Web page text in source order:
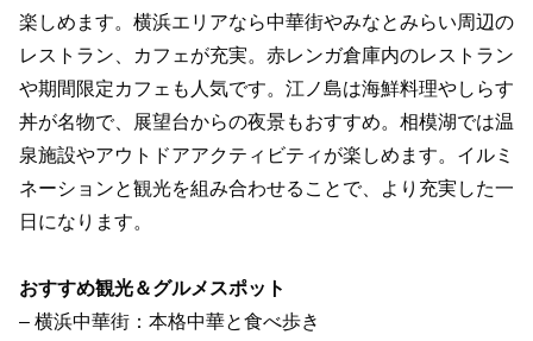
楽しめます。横浜エリアなら中華街やみなとみらい周辺の
レストラン、カフェが充実。赤レンガ倉庫内のレストラン
や期間限定カフェも人気です。江ノ島は海鮮料理やしらす
丼が名物で、展望台からの夜景もおすすめ。相模湖では温
泉施設やアウトドアアクティビティが楽しめます。イルミ
ネーションと観光を組み合わせることで、より充実した一
日になります。
おすすめ観光＆グルメスポット
– 横浜中華街：本格中華と食べ歩き